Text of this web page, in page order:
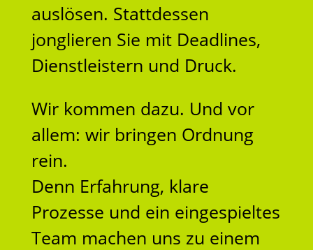
auslösen. Stattdessen
jonglieren Sie mit Deadlines,
Dienstleistern und Druck.
Wir kommen dazu. Und vor
allem: wir bringen Ordnung
rein.
Denn Erfahrung, klare
Prozesse und ein eingespieltes
Team machen uns zu einem